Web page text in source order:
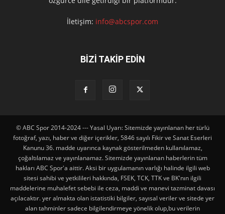
İletişim: info@abcspor.com
BİZİ TAKİP EDİN
© ABC Spor 2014-2024 --- Yasal Uyarı: Sitemizde yayınlanan her türlü
fotoğraf, yazı, haber ve diğer içerikler, 5846 sayılı Fikir ve Sanat Eserleri
Kanunu 36. madde uyarınca kaynak gösterilmeden kullanılamaz,
çoğaltılamaz ve yayınlanamaz. Sitemizde yayınlanan haberlerin tüm
hakları ABC Spor'a aittir. Aksi bir uygulamanın varlığı halinde ilgili web
sitesi sahibi ve yetkilileri hakkında, FSEK, TCK, TTK ve BK'nın ilgili
maddelerine muhalefet sebebi ile ceza, maddi ve manevi tazminat davası
açılacaktır. yer almakta olan istatistiki bilgiler, sayısal veriler ve sitede yer
alan tahminler sadece bilgilendirmeye yönelik olup,bu verilerin